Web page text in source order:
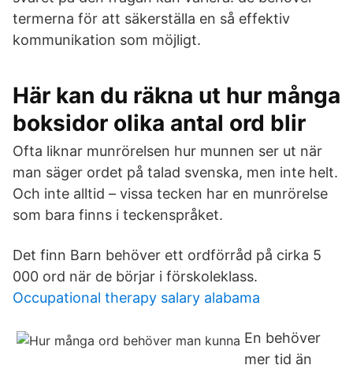
termerna för att säkerställa en så effektiv
kommunikation som möjligt.
Här kan du räkna ut hur många
boksidor olika antal ord blir
Ofta liknar munrörelsen hur munnen ser ut när
man säger ordet på talad svenska, men inte helt.
Och inte alltid – vissa tecken har en munrörelse
som bara finns i teckenspråket.
Det finn Barn behöver ett ordförråd på cirka 5
000 ord när de börjar i förskoleklass.
Occupational therapy salary alabama
En behöver
mer tid än